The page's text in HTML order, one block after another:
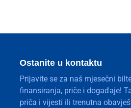
Ostanite u kontaktu
Prijavite se za naš mjesečni
finansiranja, priče i događaje!
priča i vijesti ili trenutna